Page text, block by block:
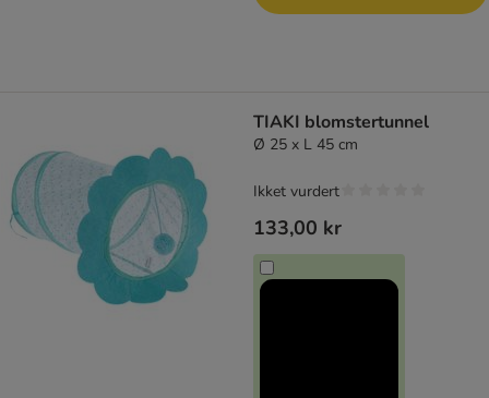
TIAKI blomstertunnel
Ø 25 x L 45 cm
133,00 kr
Ikket vurdert